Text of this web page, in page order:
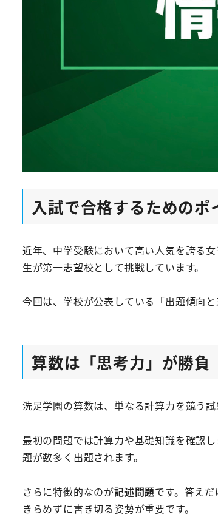
入試で合格するためのポ
近年、中学受験において高い人気を誇る
生が第一志望校として挑戦しています。
今回は、学校が公表している「出題傾向
算数は「思考力」が勝負
洗足学園の算数は、単なる計算力を競う試
最初の問題では計算力や基礎知識を確認
題が数多く出題されます。
さらに特徴的なのが記述問題です。答え
きらめずに書き切る姿勢が重要です。